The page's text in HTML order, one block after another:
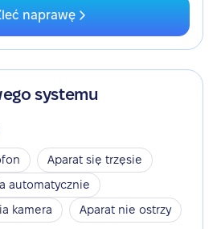
naprawę
systemu
Aparat się trzęsie
automatycznie
kamera
Aparat nie ostrzy